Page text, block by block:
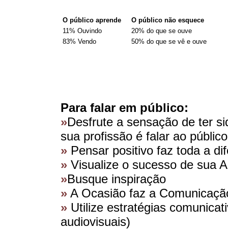
O público aprende
O público não esquece
11% Ouvindo
20% do que se ouve
83% Vendo
50% do que se vê e ouve
Para falar em público:
»Desfrute a sensação de ter
sua profissão é falar ao público
» Pensar positivo faz toda a
» Visualize o sucesso de sua
»Busque inspiração
» A Ocasião faz a
» Utilize estratégias
audiovisuais)